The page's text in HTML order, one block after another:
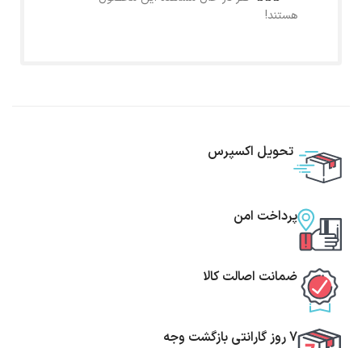
هستند!
تحویل اکسپرس
پرداخت امن
ضمانت اصالت کالا
7 روز گارانتی بازگشت وجه